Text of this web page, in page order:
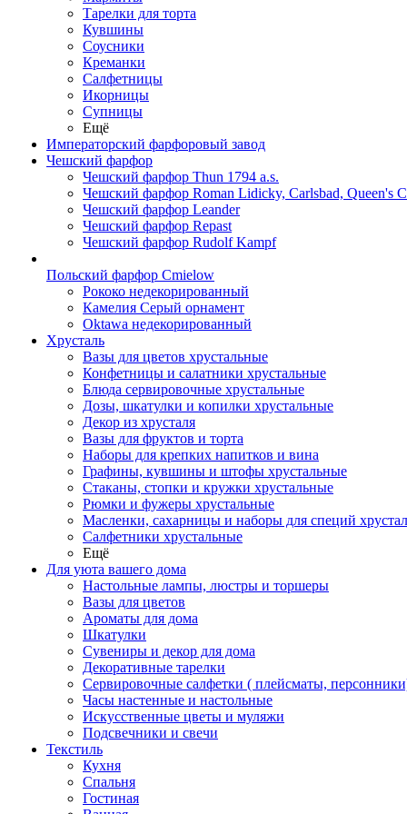
Тарелки для торта
Кувшины
Соусники
Креманки
Салфетницы
Икорницы
Супницы
Ещё
Императорский фарфоровый завод
Чешский фарфор
Чешский фарфор Thun 1794 a.s.
Чешский фарфор Roman Lidicky, Carlsbad, Queen's
Чешский фарфор Leander
Чешский фарфор Repast
Чешский фарфор Rudolf Kampf
Польский фарфор Сmielow
Рококо недекорированный
Камелия Серый орнамент
Oktawa недекорированный
Хрусталь
Вазы для цветов хрустальные
Конфетницы и салатники хрустальные
Блюда сервировочные хрустальные
Дозы, шкатулки и копилки хрустальные
Декор из хрусталя
Вазы для фруктов и торта
Наборы для крепких напитков и вина
Графины, кувшины и штофы хрустальные
Стаканы, стопки и кружки хрустальные
Рюмки и фужеры хрустальные
Масленки, сахарницы и наборы для специй
Салфетники хрустальные
Ещё
Для уюта вашего дома
Настольные лампы, люстры и торшеры
Вазы для цветов
Ароматы для дома
Шкатулки
Сувениры и декор для дома
Декоративные тарелки
Сервировочные салфетки ( плейсматы,
Часы настенные и настольные
Искусственные цветы и муляжи
Подсвечники и свечи
Текстиль
Кухня
Спальня
Гостиная